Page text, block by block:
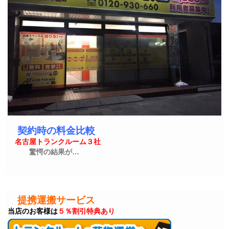
契約時の料金比較
名古屋トランクルーム３社
驚愕の結果が…
提携運搬サービス
当店のお客様は５％割引特典あり